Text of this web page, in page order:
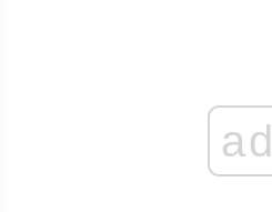
ad